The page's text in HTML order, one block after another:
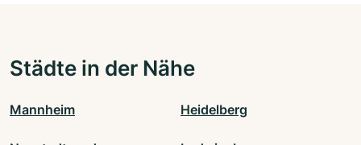
Städte in der Nähe
Mannheim Heidelberg